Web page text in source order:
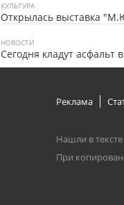
КУЛЬТУРА
Открылась выставка
НОВОСТИ
Сегодня кладут асфальт
Реклама
Нашли в
При